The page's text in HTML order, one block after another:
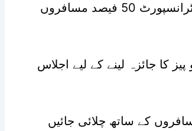
اسی طرح این سی او سی کا کہنا ہے کہ پبلک ٹرانسپورٹ 50 فیصد مسافروں
کا جائزہ لینے کے لیے اجلاس
کیا گیا کہ ٹرینیں 70 فیصد مسافروں کے ساتھ چلائی جائیں